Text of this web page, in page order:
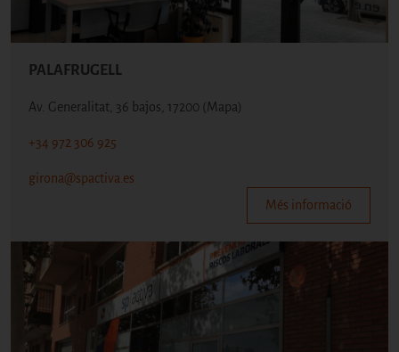
PALAFRUGELL
Av. Generalitat, 36 bajos, 17200 (Mapa)
+34 972 306 925
girona@spactiva.es
Més informació